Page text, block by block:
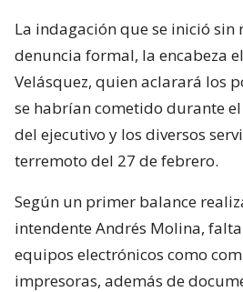
La indagación que se inició sin
denuncia formal, la encabeza
Velásquez, quien aclarará los
se habrían cometido durante
del ejecutivo y los diversos
terremoto del 27 de febrero.
Según un primer balance
intendente Andrés Molina,
equipos electrónicos como
impresoras, además de